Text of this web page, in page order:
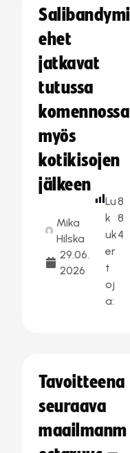
Salibandymi
ehet
jatkavat
tutussa
komennossa
myös
kotikisojen
jälkeen
Mika
Hilska
29.06.
2026
Lu
k
uk
er
t
oj
a:
8
8
4
Tavoitteena
seuraava
maailmanm